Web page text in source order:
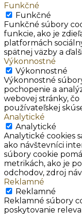
Funkčné
Funkčné
Funkčné súbory
funkcie, ako je
platformách
spätnej väzby a
Výkonnostné
Výkonnostné
Výkonnostné
pochopenie a
webovej stránky,
používateľskej
Analytické
Analytické
Analytické cookies
ako návštevníci
súbory cookie
metrikách, ako je
odchodov, zdroj
Reklamné
Reklamné
Reklamné súbory
poskytovanie